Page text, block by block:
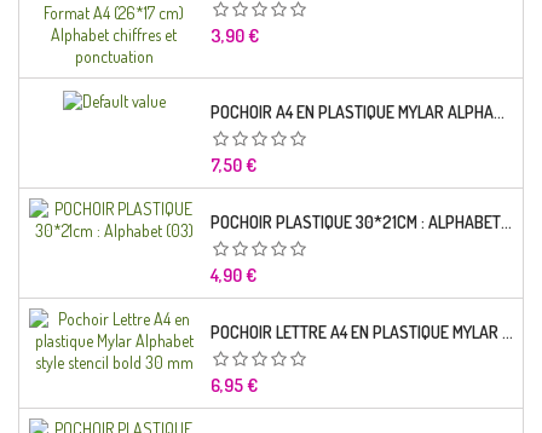
Prix
3,90 €
POCHOIR A4 EN PLASTIQUE MYLAR ALPHABET LETTRE TYPO CHARLEMAGNE 28 MM
Prix
7,50 €
POCHOIR PLASTIQUE 30*21CM : ALPHABET (03)
Prix
4,90 €
POCHOIR LETTRE A4 EN PLASTIQUE MYLAR ALPHABET STYLE STENCIL BOLD 30 MM
Prix
6,95 €